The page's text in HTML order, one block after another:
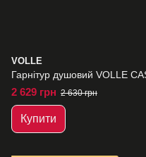
VOLLE
Гарнітур душовий VOLLE
2 629 грн 2 630 грн
Купити